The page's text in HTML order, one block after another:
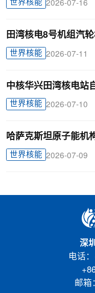
世界核能 2026-07-16
田湾核电8号机组汽
世界核能 2026-07-11
中核华兴田湾核电站
世界核能 2026-07-10
哈萨克斯坦原子能机
世界核能 2026-07-09
深
电话
邮箱